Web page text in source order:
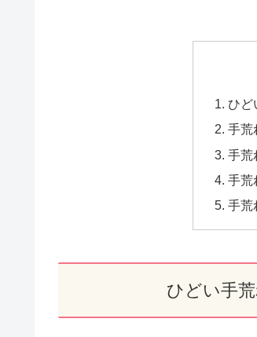
ひど
手荒
手荒
手荒
手荒
ひどい手